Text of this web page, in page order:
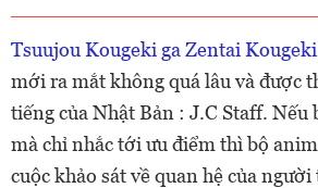
Tsuujou Kougeki ga Zentai Kougeki
mới ra mắt không quá lâu và được
tiếng của Nhật Bản : J.C Staff. Nếu
mà chỉ nhắc tới ưu điểm thì bộ
cuộc khảo sát về quan hệ của